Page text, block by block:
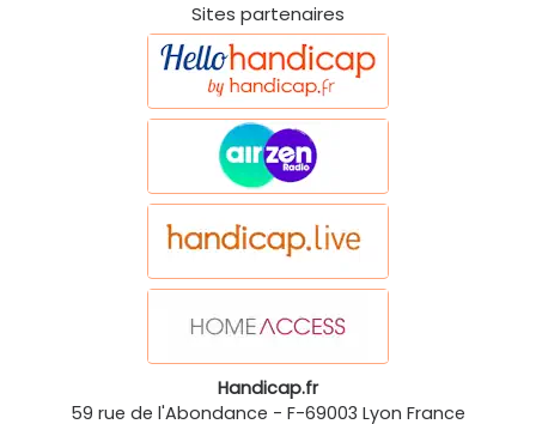
Sites partenaires
Handicap.fr
59 rue de l'Abondance - F-69003 Lyon France